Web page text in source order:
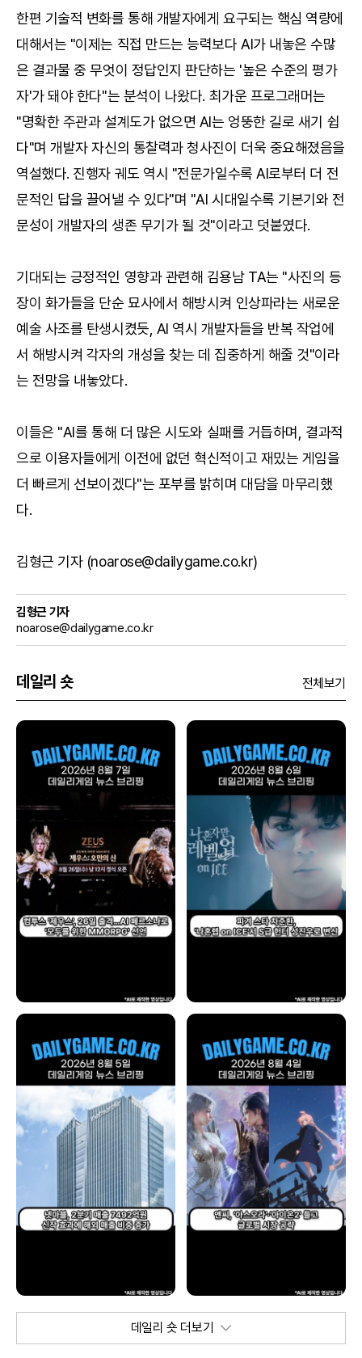
한편 기술적 변화를 통해 개발자에게 요구되는 핵심 역량에
대해서는 "이제는 직접 만드는 능력보다 AI가 내놓은 수많
은 결과물 중 무엇이 정답인지 판단하는 '높은 수준의 평가
자'가 돼야 한다"는 분석이 나왔다. 최가운 프로그래머는
"명확한 주관과 설계도가 없으면 AI는 엉뚱한 길로 새기 쉽
다"며 개발자 자신의 통찰력과 청사진이 더욱 중요해졌음을
역설했다. 진행자 궤도 역시 "전문가일수록 AI로부터 더 전
문적인 답을 끌어낼 수 있다"며 "AI 시대일수록 기본기와 전
문성이 개발자의 생존 무기가 될 것"이라고 덧붙였다.
기대되는 긍정적인 영향과 관련해 김용남 TA는 "사진의 등
장이 화가들을 단순 묘사에서 해방시켜 인상파라는 새로운
예술 사조를 탄생시켰듯, AI 역시 개발자들을 반복 작업에
서 해방시켜 각자의 개성을 찾는 데 집중하게 해줄 것"이라
는 전망을 내놓았다.
이들은 "AI를 통해 더 많은 시도와 실패를 거듭하며, 결과적
으로 이용자들에게 이전에 없던 혁신적이고 재밌는 게임을
더 빠르게 선보이겠다"는 포부를 밝히며 대담을 마무리했
다.
김형근 기자 (noarose@dailygame.co.kr)
김형근 기자
noarose@dailygame.co.kr
데일리 숏 전체보기
데일리 숏 더보기